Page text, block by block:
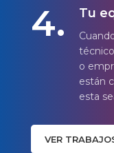
4. Tu
o
están
esta
VER